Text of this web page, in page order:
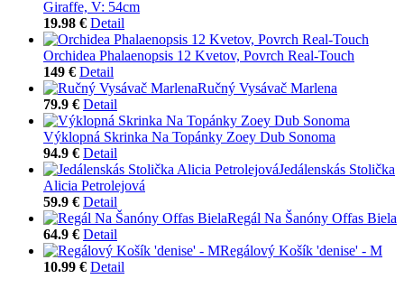
Giraffe, V: 54cm
19.98 € Detail
Orchidea Phalaenopsis 12 Kvetov, Povrch Real-Touch
149 € Detail
Ručný Vysávač Marlena
79.9 € Detail
Výklopná Skrinka Na Topánky Zoey Dub Sonoma
94.9 € Detail
Jedálenskás Stolička
Alicia Petrolejová
59.9 € Detail
Regál Na Šanóny Offas Biela
64.9 € Detail
Regálový Košík 'denise' - M
10.99 € Detail